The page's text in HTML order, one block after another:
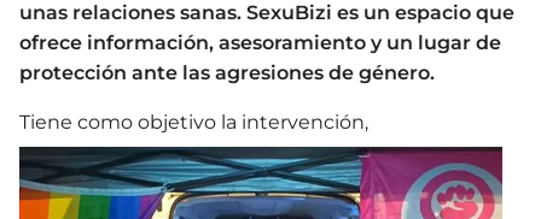
unas relaciones sanas. SexuBizi es un espacio que
ofrece información, asesoramiento y un lugar de
protección ante las agresiones de género.
Tiene como objetivo la intervención,